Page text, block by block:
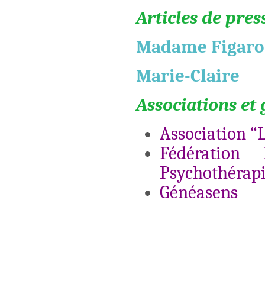
Articles de
Madame Figaro
Marie-Claire
Associations
Association
Généasens